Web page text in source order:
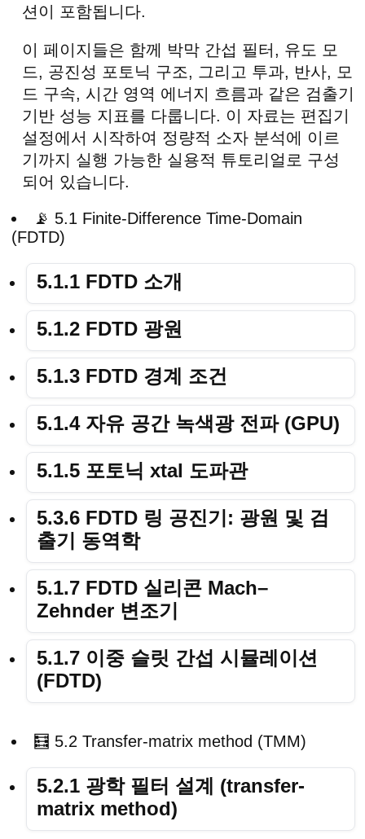
션이 포함됩니다.
이 페이지들은 함께 박막 간섭 필터, 유도 모
드, 공진성 포토닉 구조, 그리고 투과, 반사, 모
드 구속, 시간 영역 에너지 흐름과 같은 검출기
기반 성능 지표를 다룹니다. 이 자료는 편집기
설정에서 시작하여 정량적 소자 분석에 이르
기까지 실행 가능한 실용적 튜토리얼로 구성
되어 있습니다.
📡 5.1 Finite-Difference Time-Domain
(FDTD)
5.1.1 FDTD 소개
5.1.2 FDTD 광원
5.1.3 FDTD 경계 조건
5.1.4 자유 공간 녹색광 전파 (GPU)
5.1.5 포토닉 xtal 도파관
5.3.6 FDTD 링 공진기: 광원 및 검
출기 동역학
5.1.7 FDTD 실리콘 Mach–
Zehnder 변조기
5.1.7 이중 슬릿 간섭 시뮬레이션
(FDTD)
🧮 5.2 Transfer-matrix method (TMM)
5.2.1 광학 필터 설계 (transfer-
matrix method)